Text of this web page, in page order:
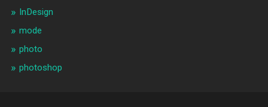
InDesign
mode
photo
photoshop